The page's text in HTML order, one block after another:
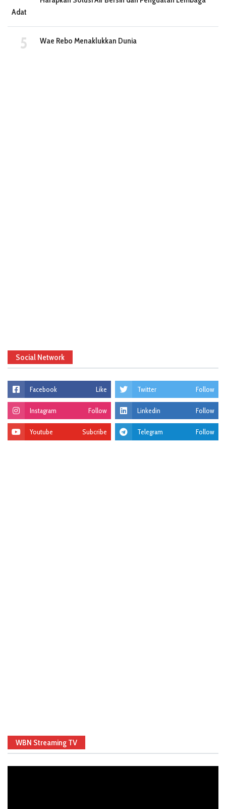
Adat
Wae Rebo Menaklukkan Dunia
Social Network
Facebook Like Twitter Follow
Instagram Follow Linkedin Follow
Youtube Subcribe Telegram Follow
WBN Streaming TV